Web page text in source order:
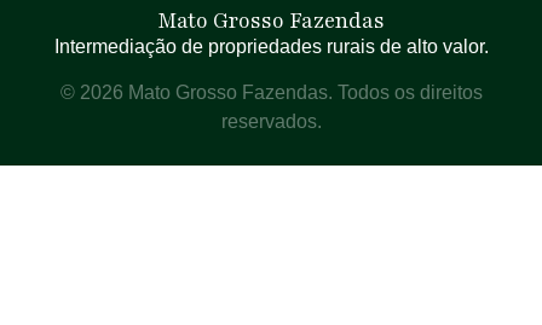
Mato Grosso Fazendas
Intermediação de propriedades rurais de alto valor.
© 2026 Mato Grosso Fazendas. Todos os direitos
reservados.